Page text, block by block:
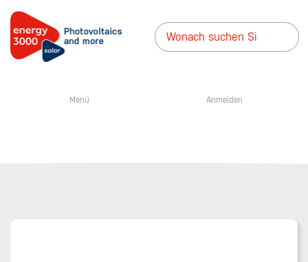
Menü Anmelden